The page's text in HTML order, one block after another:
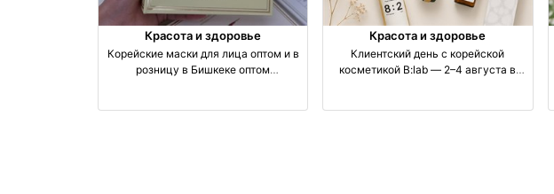
Красота и здоровье
Корейские маски для лица оптом и в
розницу в Бишкеке оптом
Красота и здоровье
Клиентский день с корейской
косметикой B:lab — 2–4 августа в